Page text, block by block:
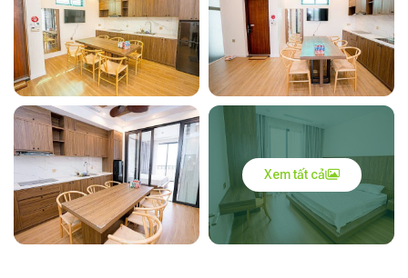
Xem tất cả